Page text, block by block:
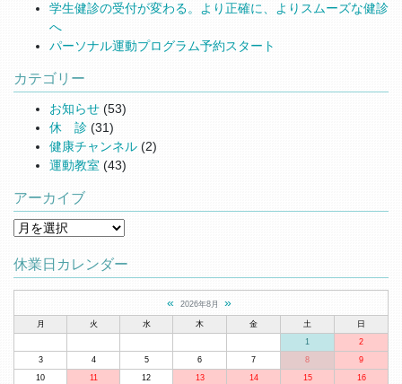
学生健診の受付が変わる。より正確に、よりスムーズな健診
へ
パーソナル運動プログラム予約スタート
カテゴリー
お知らせ (53)
休 診 (31)
健康チャンネル (2)
運動教室 (43)
アーカイブ
アーカイブ
休業日カレンダー
« 2026年8月 »
月 火 水 木 金 土
日
1
2
3
4 5 6 7 8
9
10
11 12 13 14 15
16